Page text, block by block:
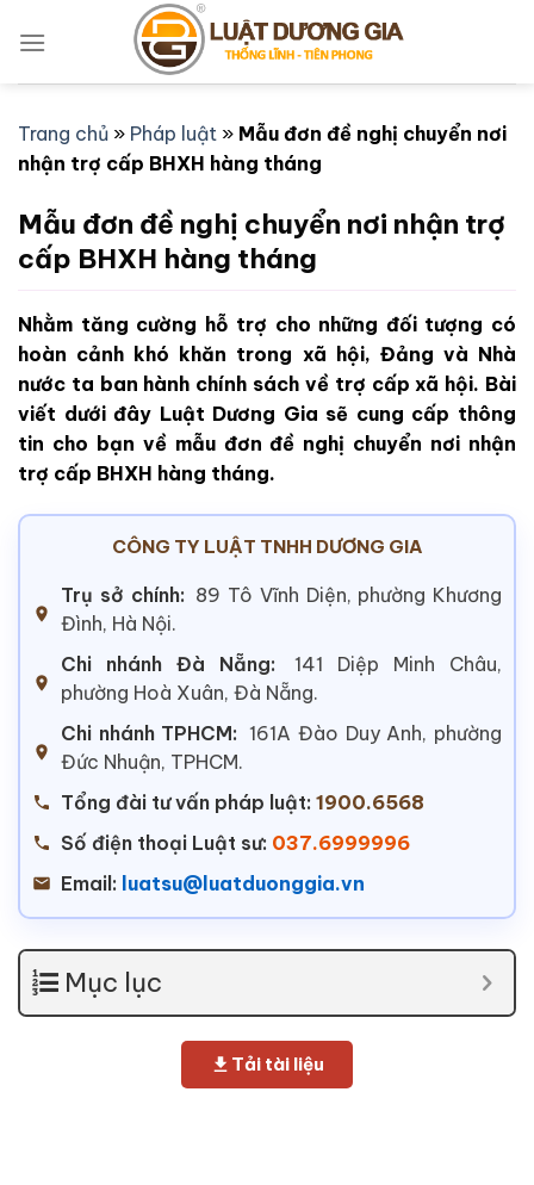
qua
Trang chủ » Pháp luật » Mẫu đơn đề nghị chuyển nơi
nhận trợ cấp BHXH hàng tháng
Mẫu đơn đề nghị chuyển nơi nhận trợ
cấp BHXH hàng tháng
Nhằm tăng cường hỗ trợ cho những đối tượng có
hoàn cảnh khó khăn trong xã hội, Đảng và Nhà
nước ta ban hành chính sách về trợ cấp xã hội. Bài
viết dưới đây Luật Dương Gia sẽ cung cấp thông
tin cho bạn về mẫu đơn đề nghị chuyển nơi nhận
trợ cấp BHXH hàng tháng.
CÔNG TY LUẬT TNHH DƯƠNG GIA
Trụ sở chính: 89 Tô Vĩnh Diện, phường Khương
Đình, Hà Nội.
Chi nhánh Đà Nẵng:
141 Diệp Minh Châu,
phường Hoà Xuân, Đà Nẵng.
Chi nhánh TPHCM: 161A Đào Duy Anh, phường
Đức Nhuận, TPHCM.
Tổng đài tư vấn pháp luật: 1900.6568
Số điện thoại Luật sư: 037.6999996
Email: luatsu@luatduonggia.vn
Mục lục
Tải tài liệu